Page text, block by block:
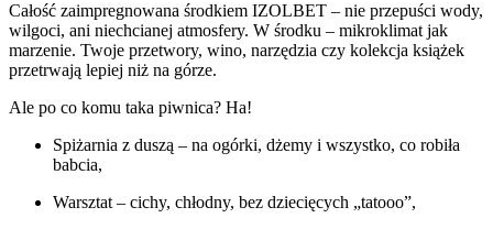
Całość zaimpregnowana środkiem IZOLBET – nie przepuści wody,
wilgoci, ani niechcianej atmosfery. W środku – mikroklimat jak
marzenie. Twoje przetwory, wino, narzędzia czy kolekcja książek
przetrwają lepiej niż na górze.
Ale po co komu taka piwnica? Ha!
Spiżarnia z duszą – na ogórki, dżemy i wszystko, co robiła
babcia,
Warsztat – cichy, chłodny, bez dziecięcych „tatooo”,